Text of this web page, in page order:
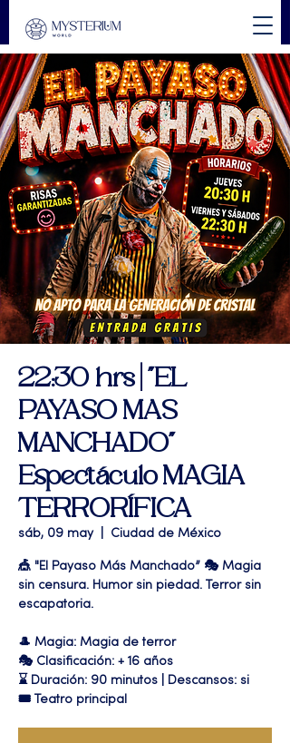
22:30 hrs | "EL
PAYASO MAS
MANCHADO"
Espectáculo MAGIA
TERRORÍFICA
sáb, 09 may
  |
Ciudad de México
🎪 "El Payaso Más Manchado” 🎭 Magia
sin censura. Humor sin piedad. Terror sin
escapatoria.
🎩 Magia: Magia de terror
🎭 Clasificación: + 16 años
⌛ Duración: 90 minutos | Descansos: si
🎟 Teatro principal